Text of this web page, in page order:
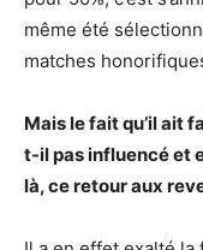
même été
matches
Mais le fait qu’il ait
t-il pas influencé et
là, ce retour aux